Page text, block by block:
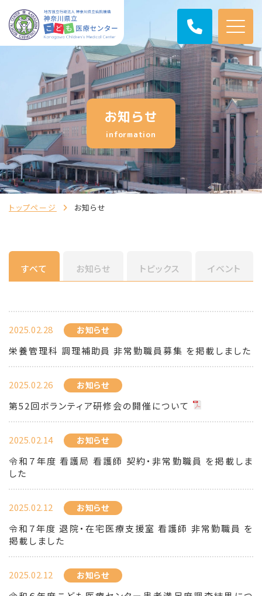
お知らせ
information
トップページ お知らせ
すべて お知らせ トピックス イベント
2025.02.28 お知らせ
栄養管理科 調理補助員 非常勤職員募集 を掲載しました
2025.02.26 お知らせ
第52回ボランティア研修会の開催について
2025.02.14 お知らせ
令和７年度 看護局 看護師 契約・非常勤職員 を掲載しま
した
2025.02.12 お知らせ
令和７年度 退院・在宅医療支援室 看護師 非常勤職員 を
掲載しました
2025.02.12 お知らせ